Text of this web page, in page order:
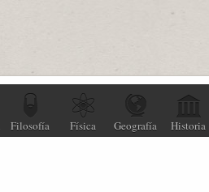
Filosofía Física Geografía Historia